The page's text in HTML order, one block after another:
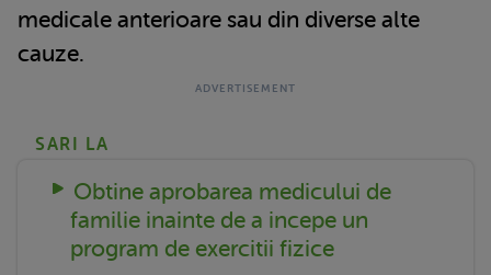
medicale anterioare sau din diverse alte
cauze.
SARI LA
Obtine aprobarea medicului de
familie inainte de a incepe un
program de exercitii fizice